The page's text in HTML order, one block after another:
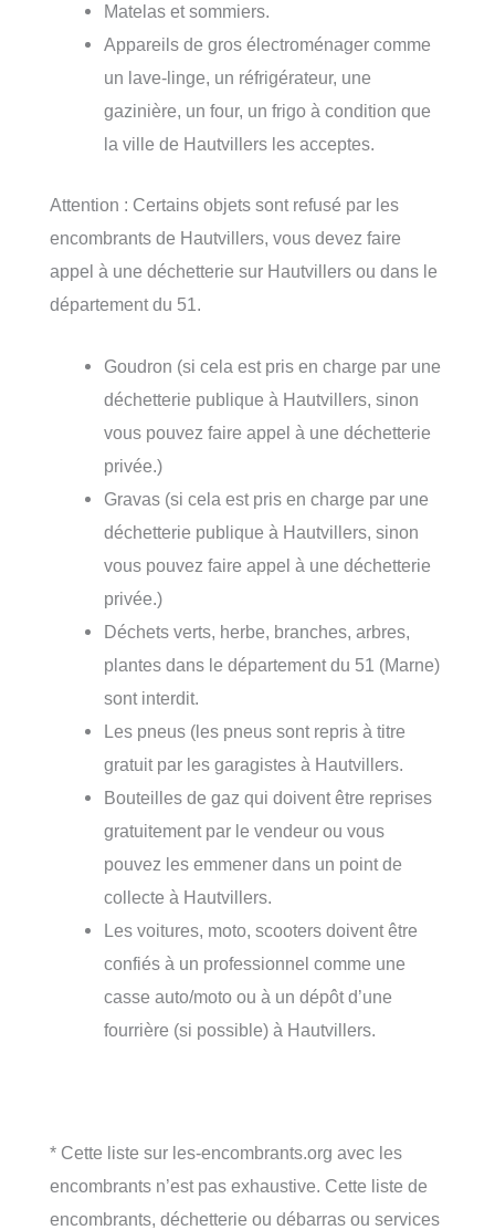
Matelas et sommiers.
Appareils de gros électroménager comme
un lave-linge, un réfrigérateur, une
gazinière, un four, un frigo à condition que
la ville de Hautvillers les acceptes.
Attention : Certains objets sont refusé par les
encombrants de Hautvillers, vous devez faire
appel à une déchetterie sur Hautvillers ou dans le
département du 51.
Goudron (si cela est pris en charge par une
déchetterie publique à Hautvillers, sinon
vous pouvez faire appel à une déchetterie
privée.)
Gravas (si cela est pris en charge par une
déchetterie publique à Hautvillers, sinon
vous pouvez faire appel à une déchetterie
privée.)
Déchets verts, herbe, branches, arbres,
plantes dans le département du 51 (Marne)
sont interdit.
Les pneus (les pneus sont repris à titre
gratuit par les garagistes à Hautvillers.
Bouteilles de gaz qui doivent être reprises
gratuitement par le vendeur ou vous
pouvez les emmener dans un point de
collecte à Hautvillers.
Les voitures, moto, scooters doivent être
confiés à un professionnel comme une
casse auto/moto ou à un dépôt d’une
fourrière (si possible) à Hautvillers.
* Cette liste sur les-encombrants.org avec les
encombrants n’est pas exhaustive. Cette liste de
encombrants, déchetterie ou débarras ou services